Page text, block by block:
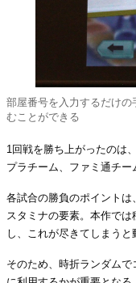
部屋番号を入力するだけ
むことができる
1回戦を勝ち上がったのは
プラチーム、ファミ通チー
各試合の勝負のポイントは
スタミナの要素。本作で
し、これが尽きてしまうと
そのため、時折ランダム